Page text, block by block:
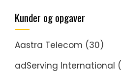
Kunder og opgaver
Aastra Telecom (30)
adServing International